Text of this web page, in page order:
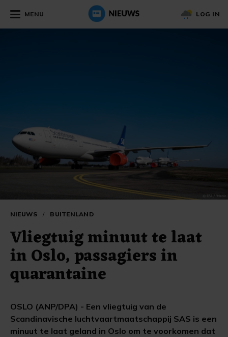
MENU LOG IN
NIEUWS / BUITENLAND
Vliegtuig minuut te laat
in Oslo, passagiers in
quarantaine
OSLO (ANP/DPA) - Een vliegtuig van de
Scandinavische luchtvaartmaatschappij SAS is een
minuut te laat geland in Oslo om te voorkomen dat